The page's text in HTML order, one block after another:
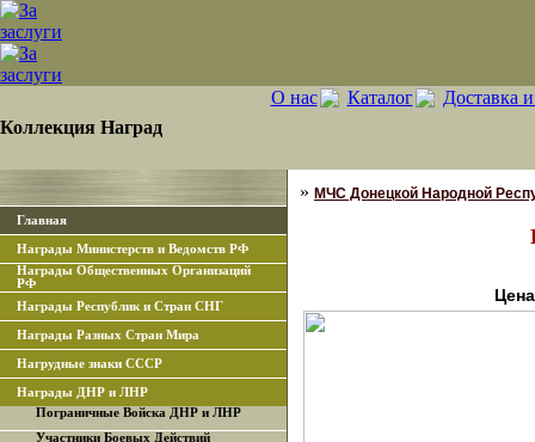
Коллекция Наград
О нас Каталог Доставка
Главная
Награды Министерств и Ведомств РФ
Награды Общественных Организаций
РФ
Награды Республик и Стран СНГ
Награды Разных Стран Мира
Нагрудные знаки СССР
Награды ДНР и ЛНР
Пограничные Войска ДНР и ЛНР
Участники Боевых Действий
» МЧС Донецкой Народной